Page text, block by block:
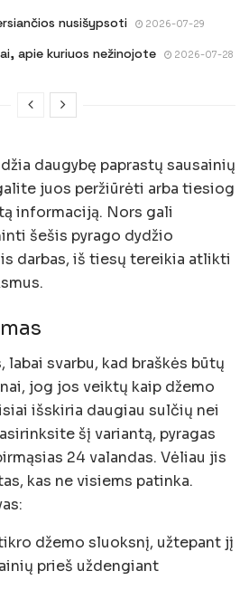
nusišypsoti 2026-07-29
apie kuriuos nežinojote 2026-07-28
daugybę paprastų sausainių
juos peržiūrėti arba tiesiog
informaciją. Nors gali
šešis pyrago dydžio
darbas, iš tiesų tereikia atlikti
labai svarbu, kad braškės būtų
jog jos veiktų kaip džemo
išskiria daugiau sulčių nei
šį variantą, pyragas
24 valandas. Vėliau jis
kas ne visiems patinka.
džemo sluoksnį, užtepant jį
prieš uždengiant